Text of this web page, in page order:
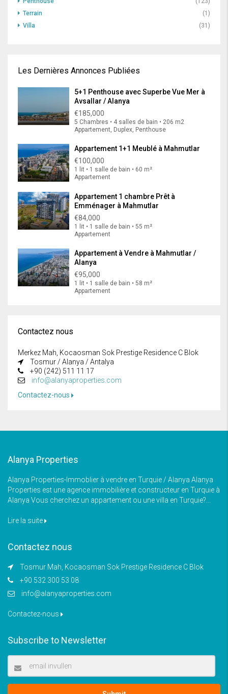
Terrain
(1)
Villa
(31)
Les Dernières Annonces Publiées
5+1 Penthouse avec Superbe Vue Mer à
Avsallar / Alanya
€185,000
5 Chambres • 4 salles de bain • 206 m2
Appartement, Duplex, Penthouse
Appartement 1+1 Meublé à Mahmutlar
€100,000
1 lit • 1 salle de bain • 60 m²
Appartement
Appartement 1 chambre Prêt à
Emménager à Mahmutlar
€84,000
1 lit • 1 salle de bain • 55 m²
Appartement
Appartement à Vendre à Mahmutlar /
Alanya
€95,000
1 lit • 1 salle de bain • 58 m²
Appartement
Contactez nous
Merkez Mah, Kocaosman Sok Prestige Residence C Blok
Tosmur / Alanya / Antalya
+90 (242) 511 11 17
info@alanyaproperties.com
Contactez-nous
Alanya Properties
Alanya Properties-Immoblier à vendre en Turquie / Alanya Alanya
Properties est une agence immobilière et constructeur en Turquie à
Alanya Vous cherchez un appartement ou une villa en Turquie?...
Lire la suite
Contactez nous
Tosmur Mah, Kocaosman Sok Prestige Residence C Blok
+90 532 300 53 08
info@alanyaproperties.com
Contactez-nous
Subscribe to Newsletter